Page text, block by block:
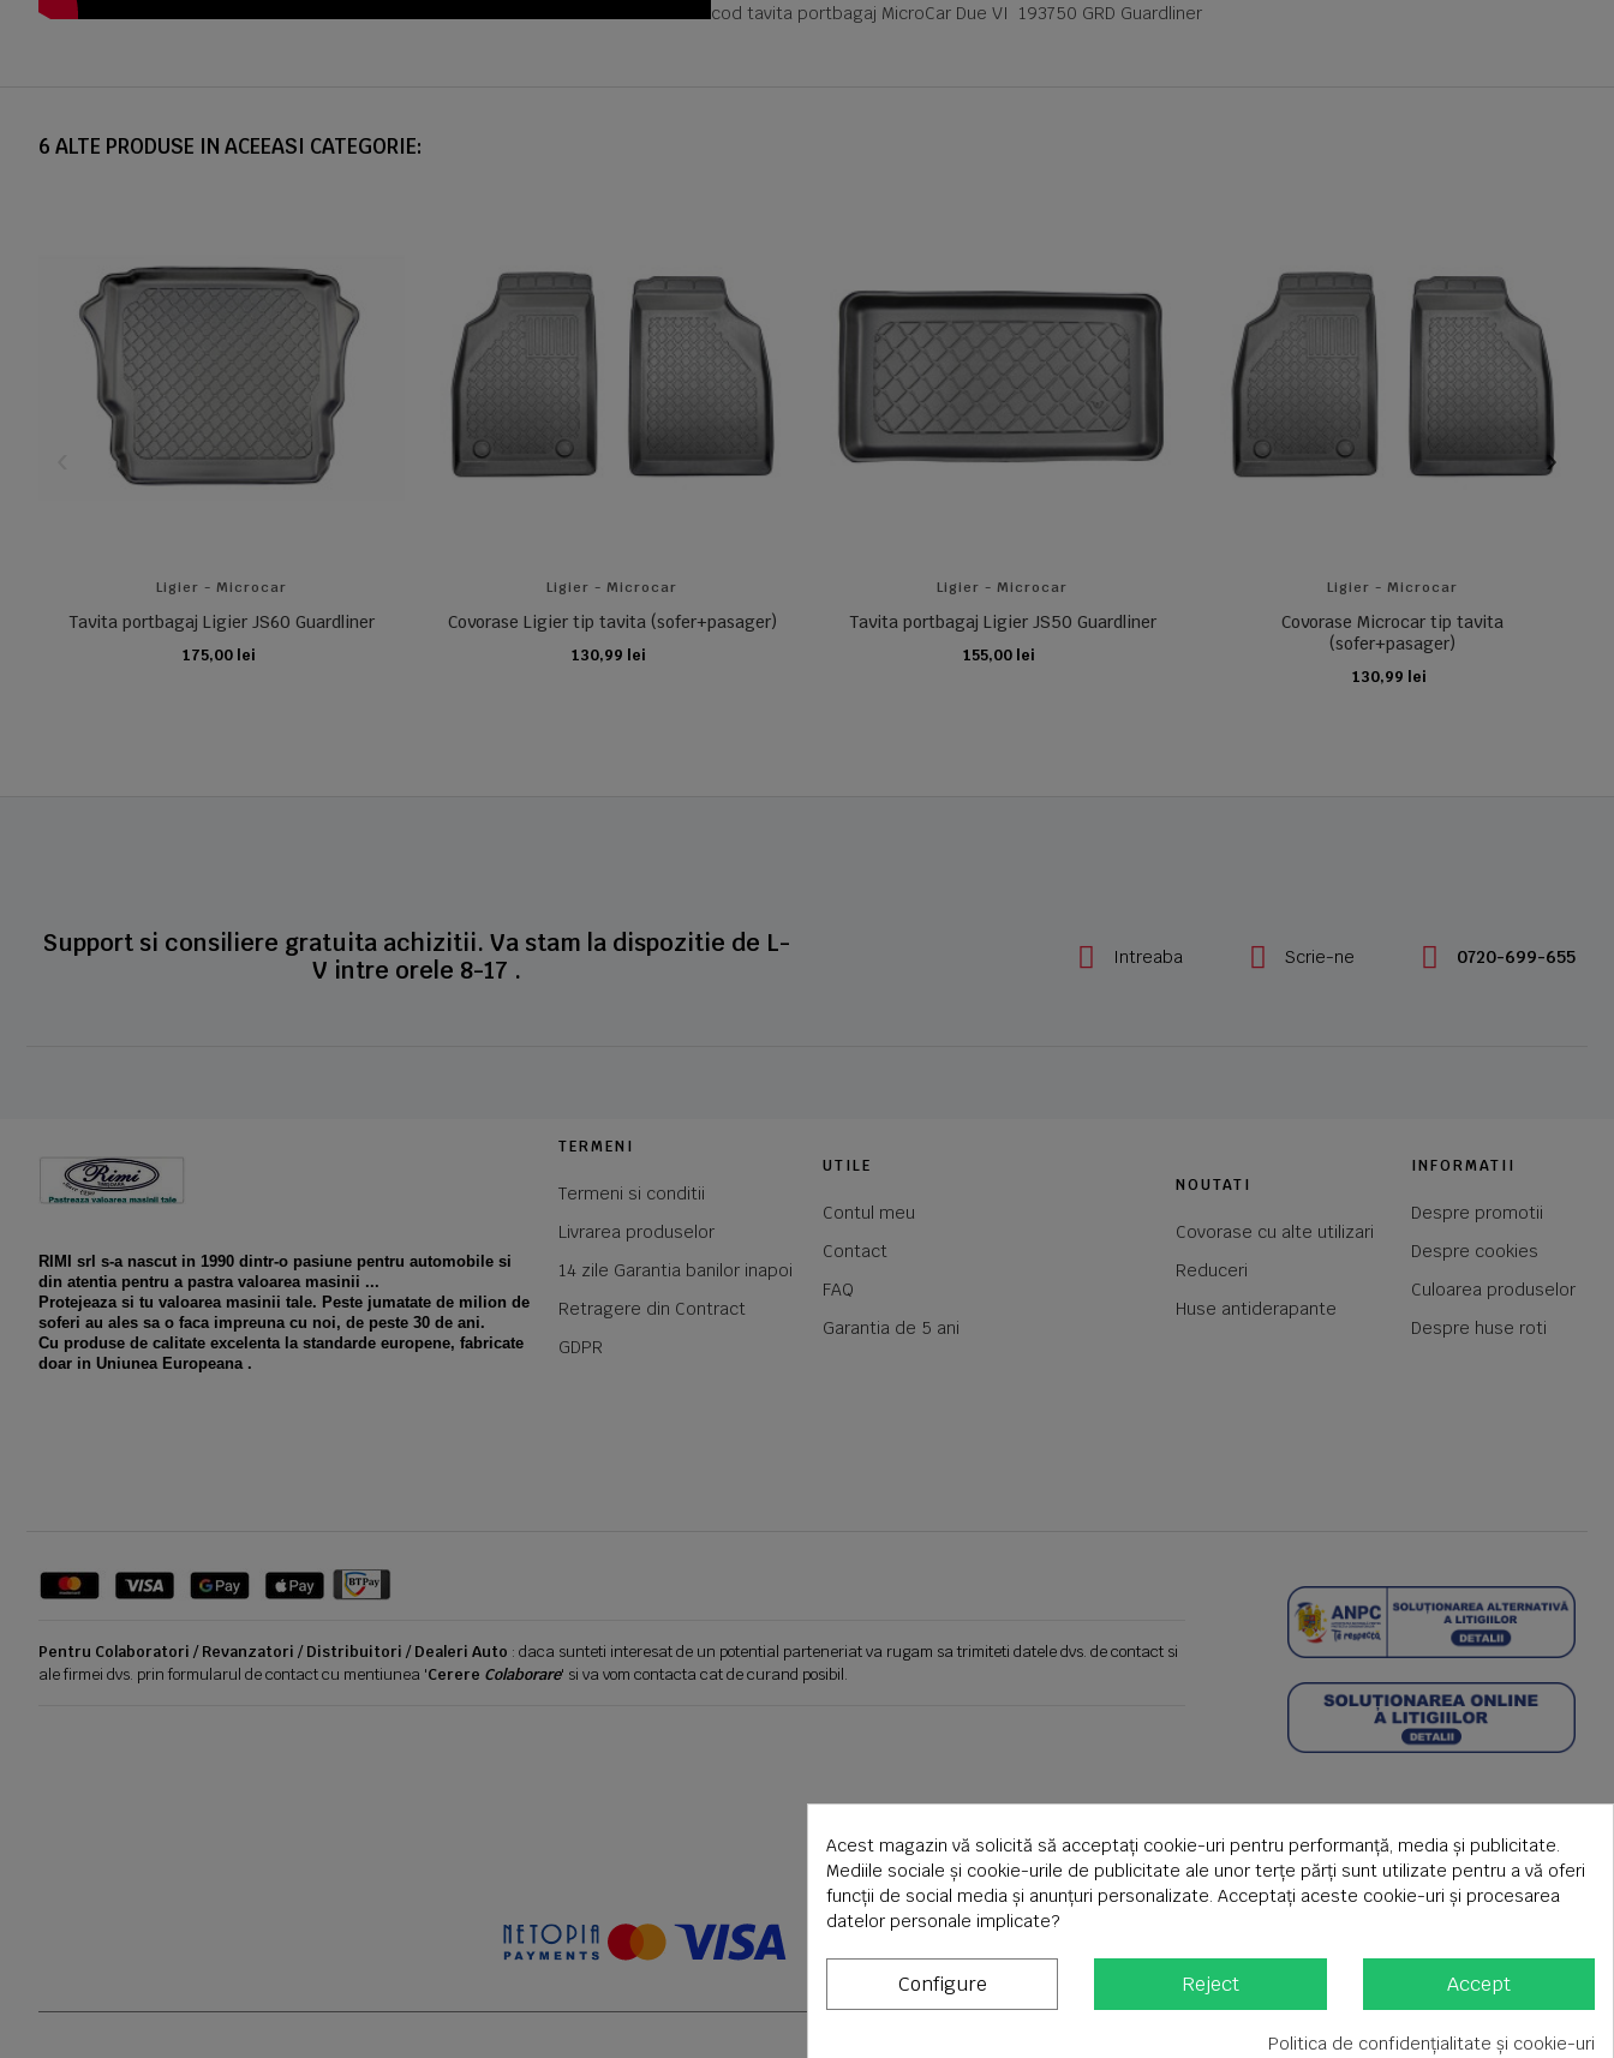
cod tavita portbagaj MicroCar Due VI 193750 GRD Guardliner
6 ALTE PRODUSE IN ACEEASI CATEGORIE:
Ligier - Microcar
Tavita portbagaj Ligier JS60 Guardliner
175,00 lei
ADAUGA IN COS
Ligier - Microcar
Covorase Ligier tip tavita (sofer+pasager)
130,99 lei
ADAUGA IN COS
Ligier - Microcar
Tavita portbagaj Ligier JS50 Guardliner
155,00 lei
ADAUGA IN COS
Ligier - Microcar
Covorase Microcar tip tavita
(sofer+pasager)
130,99 lei
ADAUGA IN COS
Support si consiliere gratuita achizitii. Va stam la dispozitie de L-
V intre orele 8-17 .
Intreaba Scrie-ne 0720-699-655
RIMI srl s-a nascut in 1990 dintr-o pasiune pentru automobile si
din atentia pentru a pastra valoarea masinii ...
Protejeaza si tu valoarea masinii tale. Peste jumatate de milion de
soferi au ales sa o faca impreuna cu noi, de peste 30 de ani.
Cu produse de calitate excelenta la standarde europene, fabricate
doar in Uniunea Europeana .
TERMENI
Termeni si conditii
Livrarea produselor
14 zile Garantia banilor inapoi
Retragere din Contract
GDPR
UTILE
Contul meu
Contact
FAQ
Garantia de 5 ani
NOUTATI
Covorase cu alte utilizari
Reduceri
Huse antiderapante
INFORMATII
Despre promotii
Despre cookies
Culoarea produselor
Despre huse roti
Pentru Colaboratori / Revanzatori / Distribuitori / Dealeri Auto : daca sunteti interesat de un potential parteneriat va rugam sa trimiteti datele dvs. de contact si
ale firmei dvs. prin formularul de contact cu mentiunea 'Cerere Colaborare' si va vom contacta cat de curand posibil.
Acest magazin vă solicită să acceptați cookie-uri pentru performanță, media și publicitate.
Mediile sociale și cookie-urile de publicitate ale unor terțe părți sunt utilizate pentru a vă oferi
funcții de social media și anunțuri personalizate. Acceptați aceste cookie-uri și procesarea
datelor personale implicate?
Configure Reject Accept
Politica de confidențialitate și cookie-uri